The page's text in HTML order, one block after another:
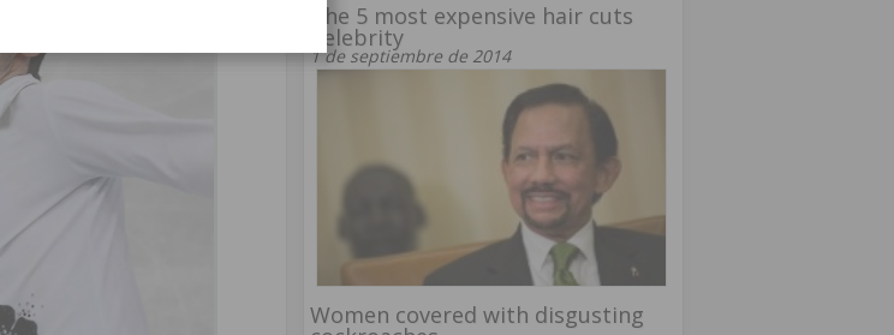
The 5 most expensive hair cuts
Celebrity
1 de septiembre de 2014
Women covered with disgusting